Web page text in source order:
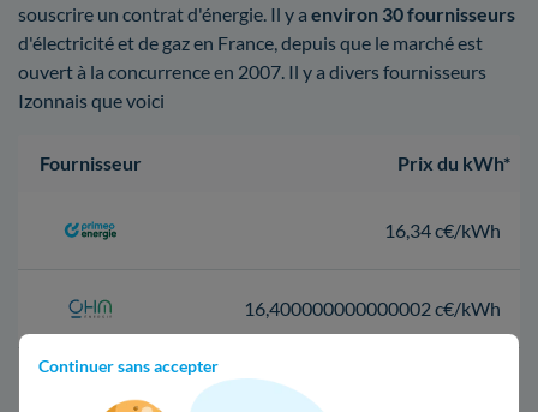
Continuer sans accepter
souscrire un contrat d'énergie. Il y a environ 30 fournisseurs
d'électricité et de gaz en France, depuis que le marché est
ouvert à la concurrence en 2007. Il y a divers fournisseurs
Izonnais que voici
Fournisseur Prix du kWh*
16,34 c€/kWh
16,400000000000002 c€/kWh